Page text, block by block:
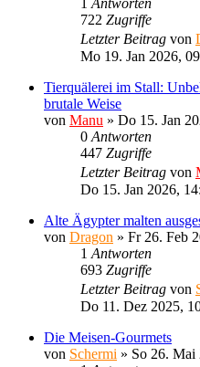
722 Zugriffe
Letzter Beitrag von
Mo 19. Jan 2026,
Tierquälerei im Stall:
brutale Weise
von Manu » Do 15. Jan
0 Antworten
447 Zugriffe
Letzter Beitrag von
Do 15. Jan 2026,
Alte Ägypter malten
von Dragon » Fr 26. Feb
1 Antworten
693 Zugriffe
Letzter Beitrag von
Do 11. Dez 2025,
Die Meisen-Gourmets
von Schermi » So 26. Mai